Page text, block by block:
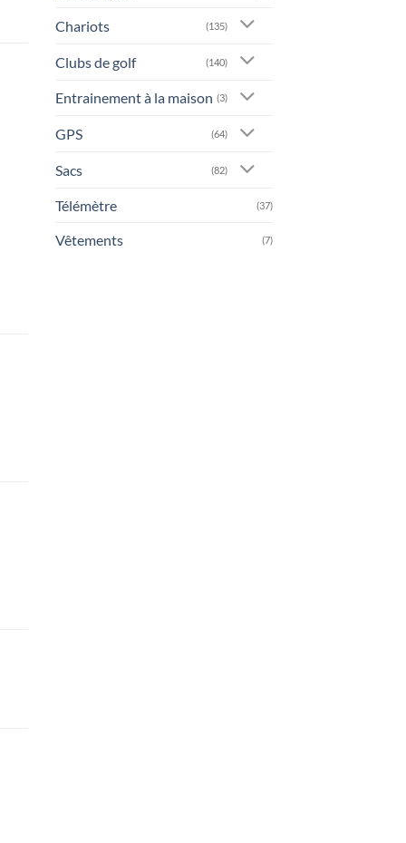
Chariots (135)
Clubs de golf (140)
Entrainement à la maison (3)
GPS (64)
Sacs (82)
Télémètre (37)
Vêtements (7)